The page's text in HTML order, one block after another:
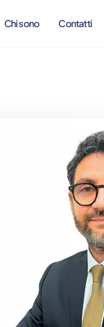
Chi sono Contatti